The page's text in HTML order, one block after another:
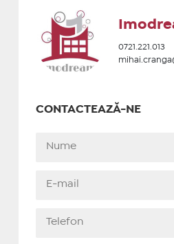
0721.221.013
CONTACTEAZĂ-NE